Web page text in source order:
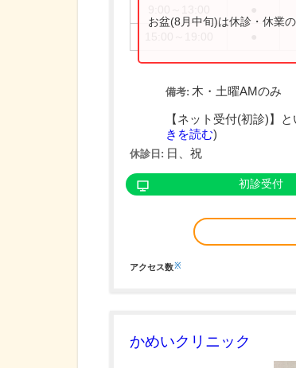
お盆(8月中旬)は休診・休業
備考: 木・土曜AMのみ
【ネット受付(初診)】
きを読む)
休診日: 日、祝
初診受付
アクセス数※
かめいクリニック